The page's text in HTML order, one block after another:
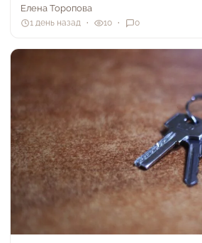
Елена Торопова
1 день назад 10 0